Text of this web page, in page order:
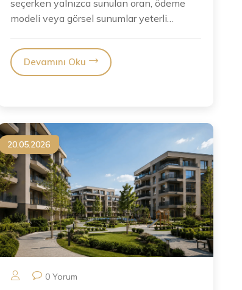
seçerken yalnızca sunulan oran, ödeme
modeli veya görsel sunumlar yeterli
Devamını Oku
20.05.2026
0 Yorum